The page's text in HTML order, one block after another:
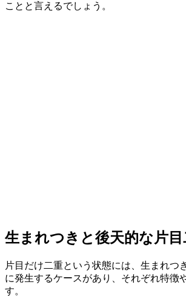
ことと言えるでしょう。
生まれつきと後天的な片
片目だけ二重という状態には、生まれつ
に発生するケースがあり、それぞれ特徴
す。